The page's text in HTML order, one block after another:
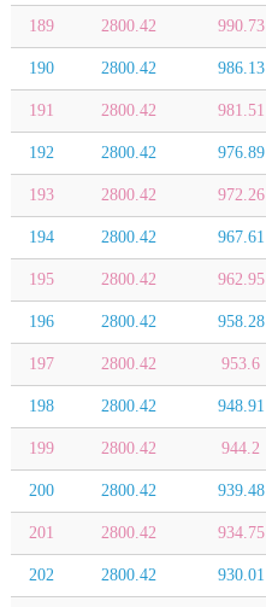
189 2800.42 990.73
190 2800.42 986.13
191 2800.42 981.51
192 2800.42 976.89
193 2800.42 972.26
194 2800.42 967.61
195 2800.42 962.95
196 2800.42 958.28
197 2800.42 953.6
198 2800.42 948.91
199 2800.42 944.2
200 2800.42 939.48
201 2800.42 934.75
202 2800.42 930.01